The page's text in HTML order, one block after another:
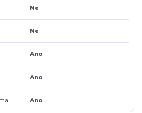
Ne
Ne
Ano
Ano
Ano